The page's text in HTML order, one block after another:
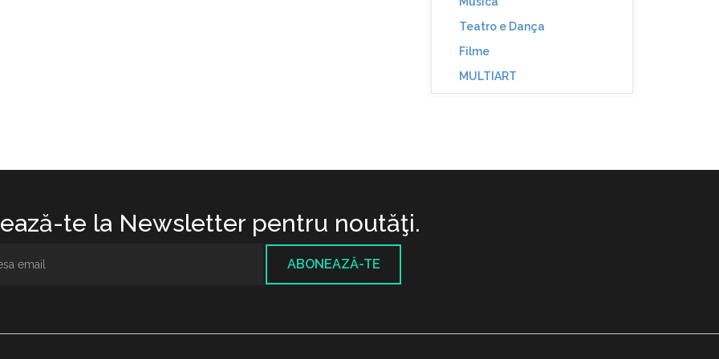
Teatro e Dança
Filme
MULTIART
te la Newsletter pentru noutăţi.
ABONEAZĂ-TE